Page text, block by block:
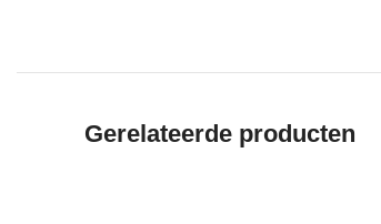
Gerelateerde producten